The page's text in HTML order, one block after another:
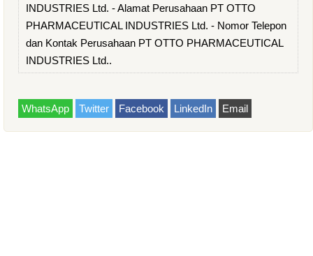
INDUSTRIES Ltd. - Alamat Perusahaan PT OTTO
PHARMACEUTICAL INDUSTRIES Ltd. - Nomor Telepon
dan Kontak Perusahaan PT OTTO PHARMACEUTICAL
INDUSTRIES Ltd..
WhatsApp Twitter Facebook LinkedIn Email